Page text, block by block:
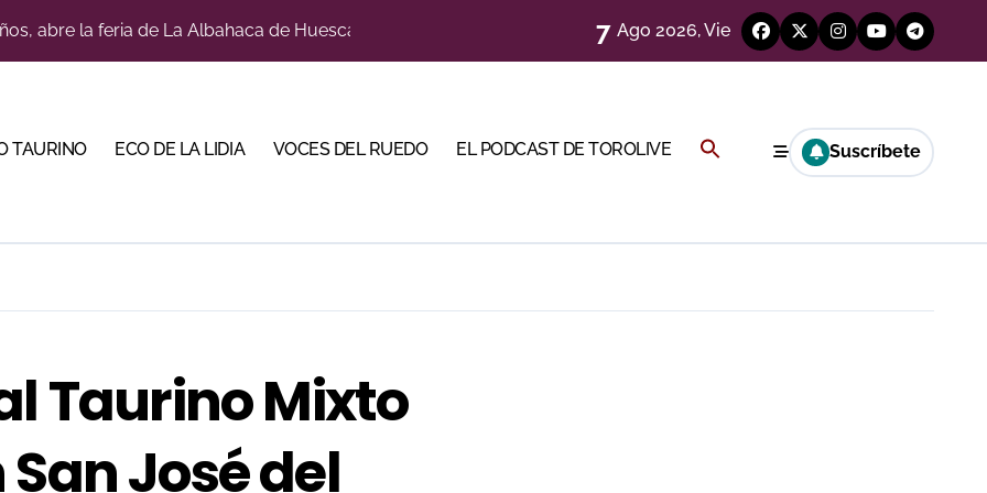
con alicientes y marcado acento torista
su temporada de figura y el palco niega el premio a Roca Rey
cuadro de honor de las Colombinas 2026
abre la corrida de seis rejoneadores en El Puerto de Santa María esta noche
7 Ago 2026, Vie
TAURINO ECO DE LA LIDIA VOCES DEL RUEDO EL PODCAST DE TOROLIVE Buscar: Suscríbete
Taurino Mixto
José del